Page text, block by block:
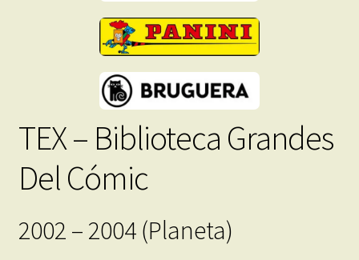
TEX – Biblioteca Grandes
Del Cómic
2002 – 2004 (Planeta)